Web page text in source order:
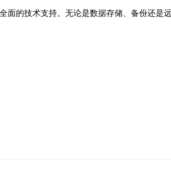
的技术支持。无论是数据存储、备份还是